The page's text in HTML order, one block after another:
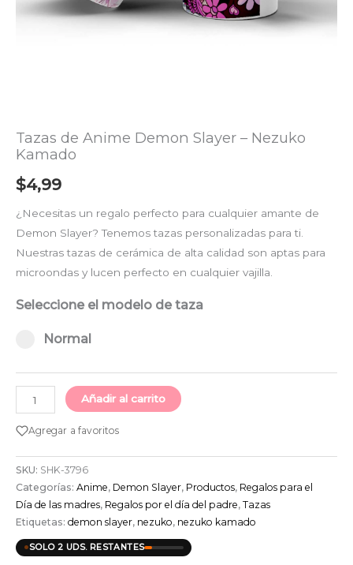
Tazas de Anime Demon Slayer – Nezuko
Kamado
$4,99
¿Necesitas un regalo perfecto para cualquier amante de
Demon Slayer? Tenemos tazas personalizadas para ti.
Nuestras tazas de cerámica de alta calidad son aptas para
microondas y lucen perfecto en cualquier vajilla.
Seleccione el modelo de taza
Select pa_taza
Normal
Normal option for pa_taza
Añadir al carrito
Agregar a favoritos
SKU: SHK-3796
Categorías: Anime, Demon Slayer, Productos, Regalos para el
Día de las madres, Regalos por el día del padre, Tazas
Etiquetas: demon slayer, nezuko, nezuko kamado
SOLO 2 UDS. RESTANTES